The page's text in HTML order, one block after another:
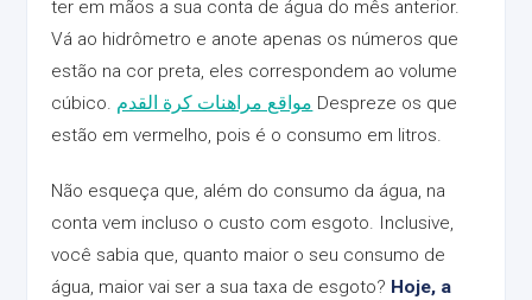
ter em mãos a sua conta de água do mês anterior.
Vá ao hidrômetro e anote apenas os números que
estão na cor preta, eles correspondem ao volume
cúbico. مواقع مراهنات كرة القدم Despreze os que
estão em vermelho, pois é o consumo em litros.
Não esqueça que, além do consumo da água, na
conta vem incluso o custo com esgoto. Inclusive,
você sabia que, quanto maior o seu consumo de
água, maior vai ser a sua taxa de esgoto? Hoje, a